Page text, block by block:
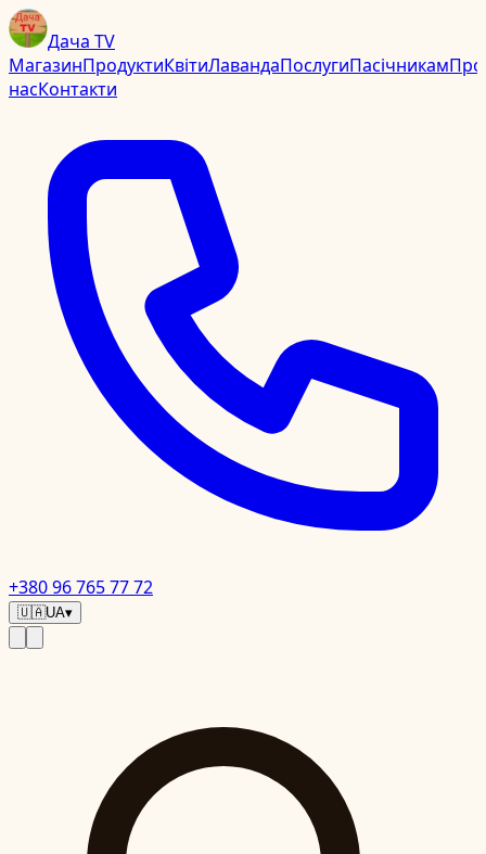
Дача TV
МагазинПродуктиКвітиЛавандаПослугиПасічникамПро
насКонтакти
+380 96 765 77 72
🇺🇦UA▾